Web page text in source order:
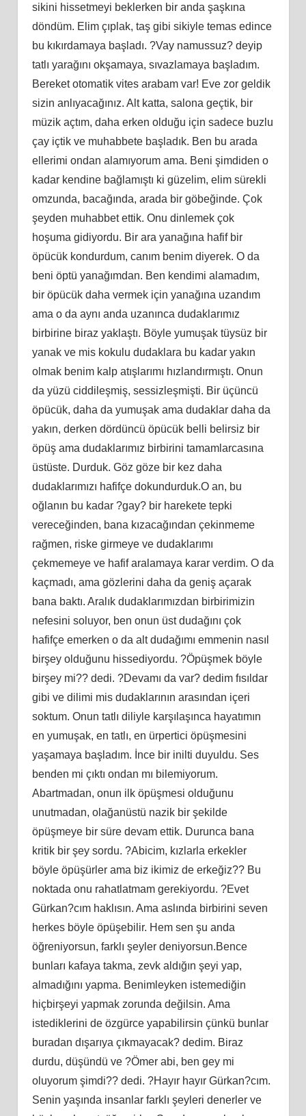
sikini hissetmeyi beklerken bir anda şaşkına
döndüm. Elim çıplak, taş gibi sikiyle temas edince
bu kıkırdamaya başladı. ?Vay namussuz? deyip
tatlı yarağını okşamaya, sıvazlamaya başladım.
Bereket otomatik vites arabam var! Eve zor geldik
sizin anlıyacağınız. Alt katta, salona geçtik, bir
müzik açtım, daha erken olduğu için sadece buzlu
çay içtik ve muhabbete başladık. Ben bu arada
ellerimi ondan alamıyorum ama. Beni şimdiden o
kadar kendine bağlamıştı ki güzelim, elim sürekli
omzunda, bacağında, arada bir göbeğinde. Çok
şeyden muhabbet ettik. Onu dinlemek çok
hoşuma gidiyordu. Bir ara yanağına hafif bir
öpücük kondurdum, canım benim diyerek. O da
beni öptü yanağımdan. Ben kendimi alamadım,
bir öpücük daha vermek için yanağına uzandım
ama o da aynı anda uzanınca dudaklarımız
birbirine biraz yaklaştı. Böyle yumuşak tüysüz bir
yanak ve mis kokulu dudaklara bu kadar yakın
olmak benim kalp atışlarımı hızlandırmıştı. Onun
da yüzü ciddileşmiş, sessizleşmişti. Bir üçüncü
öpücük, daha da yumuşak ama dudaklar daha da
yakın, derken dördüncü öpücük belli belirsiz bir
öpüş ama dudaklarımız birbirini tamamlarcasına
üstüste. Durduk. Göz göze bir kez daha
dudaklarımızı hafifçe dokundurduk.O an, bu
oğlanın bu kadar ?gay? bir harekete tepki
vereceğinden, bana kızacağından çekinmeme
rağmen, riske girmeye ve dudaklarımı
çekmemeye ve hafif aralamaya karar verdim. O da
kaçmadı, ama gözlerini daha da geniş açarak
bana baktı. Aralık dudaklarımızdan birbirimizin
nefesini soluyor, ben onun üst dudağını çok
hafifçe emerken o da alt dudağımı emmenin nasıl
birşey olduğunu hissediyordu. ?Öpüşmek böyle
birşey mi?? dedi. ?Devamı da var? dedim fısıldar
gibi ve dilimi mis dudaklarının arasından içeri
soktum. Onun tatlı diliyle karşılaşınca hayatımın
en yumuşak, en tatlı, en ürpertici öpüşmesini
yaşamaya başladım. İnce bir inilti duyuldu. Ses
benden mi çıktı ondan mı bilemiyorum.
Abartmadan, onun ilk öpüşmesi olduğunu
unutmadan, olağanüstü nazik bir şekilde
öpüşmeye bir süre devam ettik. Durunca bana
kritik bir şey sordu. ?Abicim, kızlarla erkekler
böyle öpüşürler ama biz ikimiz de erkeğiz?? Bu
noktada onu rahatlatmam gerekiyordu. ?Evet
Gürkan?cım haklısın. Ama aslında birbirini seven
herkes böyle öpüşebilir. Hem sen şu anda
öğreniyorsun, farklı şeyler deniyorsun.Bence
bunları kafaya takma, zevk aldığın şeyi yap,
almadığını yapma. Benimleyken istemediğin
hiçbirşeyi yapmak zorunda değilsin. Ama
istediklerini de özgürce yapabilirsin çünkü bunlar
buradan dışarıya çıkmayacak? dedim. Biraz
durdu, düşündü ve ?Ömer abi, ben gey mi
oluyorum şimdi?? dedi. ?Hayır hayır Gürkan?cım.
Senin yaşında insanlar farklı şeyleri denerler ve